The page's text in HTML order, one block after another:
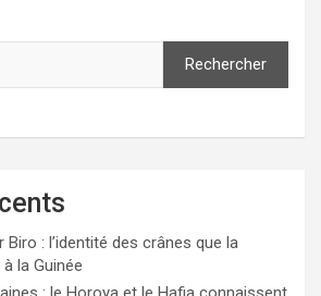
Rechercher
: l’identité des crânes que la
la Guinée